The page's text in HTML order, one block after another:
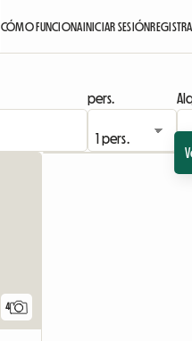
CÓMO FUNCIONAINICIAR SESIÓN
pers.
4